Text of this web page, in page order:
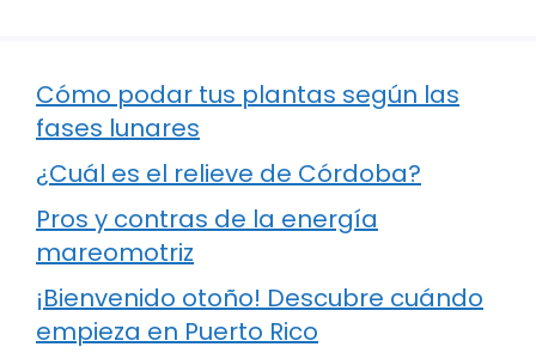
Cómo podar tus plantas según las
fases lunares
¿Cuál es el relieve de Córdoba?
Pros y contras de la energía
mareomotriz
¡Bienvenido otoño! Descubre cuándo
empieza en Puerto Rico